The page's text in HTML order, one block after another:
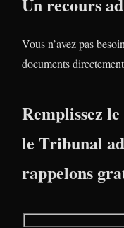
Vous n’avez pas
documents
Remplissez
le Tribunal
rappelons